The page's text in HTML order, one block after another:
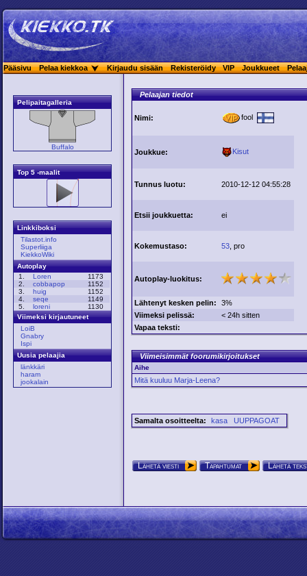
Pääsivu Pelaa kiekkoa Kirjaudu sisään Rekisteröidy VIP Joukkueet
Pelipaitagalleria
Buffalo
Top 5 -maalit
Linkkiboksi
Tilastot.info
Superliiga
KiekkoWiki
Autoplay
1.
Loren
1173
2.
cobbapop
1152
3.
huig
1152
4.
seqe
1149
5.
loreni
1130
Viimeksi kirjautuneet
LoiB
Gnabry
Ispi
Uusia pelaajia
länkkäri
haram
jookalain
Pelaajan tiedot
Nimi: fool
Joukkue: Kisut
Tunnus luotu: 2010-12-12 04:55:28
Etsii joukkuetta: ei
Kokemustaso: 53 , pro
Autoplay-luokitus:
Lähtenyt kesken pelin:
3%
Viimeksi pelissä:
< 24h sitten
Vapaa teksti:
Viimeisimmät foorumikirjoitukset
Aihe
Mitä kuuluu Marja-Leena?
Samalta osoitteelta: kasa UUPPAGOAT
Lähetä viesti Tapahtumat Lähetä